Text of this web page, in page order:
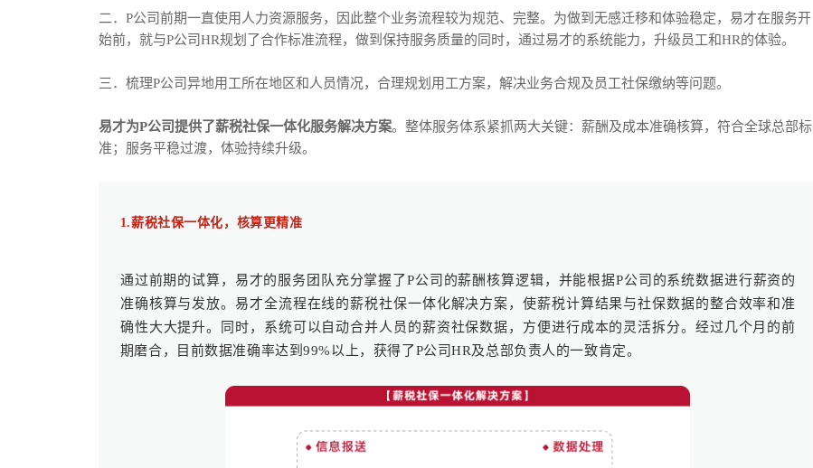
二．P公司前期一直使用人力资源服务，因此整个业务流程较为规范、完整。为做到无感迁移和体验稳定，易才在服务开
始前，就与P公司HR规划了合作标准流程，做到保持服务质量的同时，通过易才的系统能力，升级员工和HR的体验。
三．梳理P公司异地用工所在地区和人员情况，合理规划用工方案，解决业务合规及员工社保缴纳等问题。
易才为P公司提供了薪税社保一体化服务解决方案。整体服务体系紧抓两大关键：薪酬及成本准确核算，符合全球总部标
准；服务平稳过渡，体验持续升级。
1.薪税社保一体化，核算更精准
通过前期的试算，易才的服务团队充分掌握了P公司的薪酬核算逻辑，并能根据P公司的系统数据进行薪资的
准确核算与发放。易才全流程在线的薪税社保一体化解决方案，使薪税计算结果与社保数据的整合效率和准
确性大大提升。同时，系统可以自动合并人员的薪资社保数据，方便进行成本的灵活拆分。经过几个月的前
期磨合，目前数据准确率达到99%以上，获得了P公司HR及总部负责人的一致肯定。